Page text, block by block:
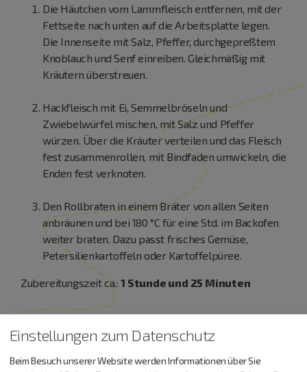
Die Häutchen vom Lammfleisch entfernen, mit der
Fettseite nach unten auf die Arbeitsplatte legen.
Die Innenseite mit Salz, Pfeffer, durchgepreßtem
Knoblauch und Senf einreiben. Gleichmäßig mit
Kräutern überstreuen.
Hackfleisch mit Ei, Semmelbröseln und
Zwiebelwürfel mischen, mit Salz und Pfeffer
würzen. Über die Kräuter verteilen und das Fleisch
fest zusammenrollen, mit Bindfaden umwickeln, die
Enden fest verknoten.
Den Rollbraten in einem Bräter von allen Seiten
anbräunen und bei 180 °C für eine Std. im Backofen
weiter braten. Dazu passt frisches Gemüse,
Petersilienkartoffeln oder Kartoffelpüree.
Zubereitungszeit ca.:1 Stunde und 25 Minuten
Einstellungen zum Datenschutz
Beim Besuch unserer Website werden Informationen über Sie